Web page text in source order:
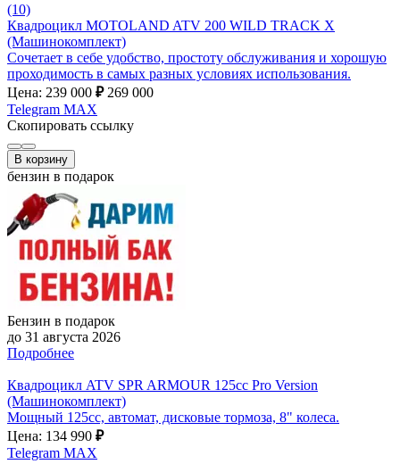
(10)
Квадроцикл MOTOLAND ATV 200 WILD TRACK X
(Машинокомплект)
Сочетает в себе удобство, простоту обслуживания и хорошую
проходимость в самых разных условиях использования.
Цена: 239 000 ₽ 269 000
Telegram MAX
Скопировать ссылку
В корзину
бензин в подарок
Бензин в подарок
до 31 августа 2026
Подробнее
Квадроцикл ATV SPR ARMOUR 125cc Pro Version
(Машинокомплект)
Мощный 125cc, автомат, дисковые тормоза, 8" колеса.
Цена: 134 990 ₽
Telegram MAX